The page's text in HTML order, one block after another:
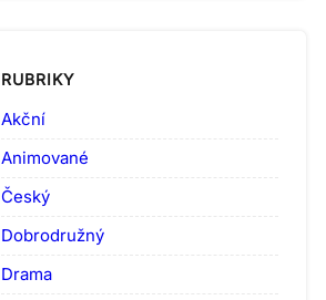
RUBRIKY
Akční
Animované
Český
Dobrodružný
Drama